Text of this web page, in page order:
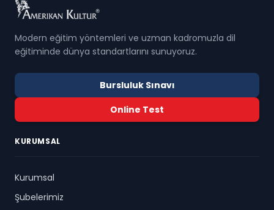
Modern eğitim yöntemleri ve uzman kadromuzla dil
eğitiminde dünya standartlarını sunuyoruz.
Bursluluk Sınavı
Online Test
KURUMSAL
Kurumsal
Şubelerimiz